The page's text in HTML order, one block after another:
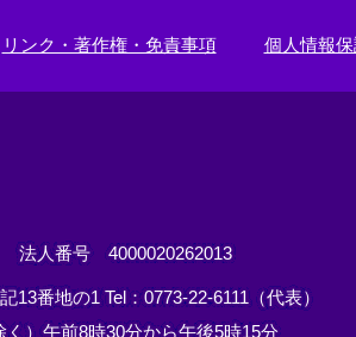
リンク・著作権・免責事項 個人情報
法人番号 4000020262013
13番地の1 Tel：0773-22-6111（代表）
）午前8時30分から午後5時15分